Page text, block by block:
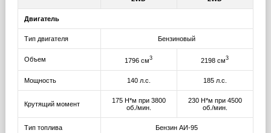
Двигатель
Тип двигателя Бензиновый
Объем 1796 см3 2198 см3
Мощность 140 л.с. 185 л.с.
Крутящий момент
175 Н*м при 3800
об./мин.
230 Н*м при 4500
об./мин.
Тип топлива Бензин АИ-95